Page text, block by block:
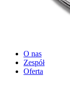
O nas
Zespół
Oferta